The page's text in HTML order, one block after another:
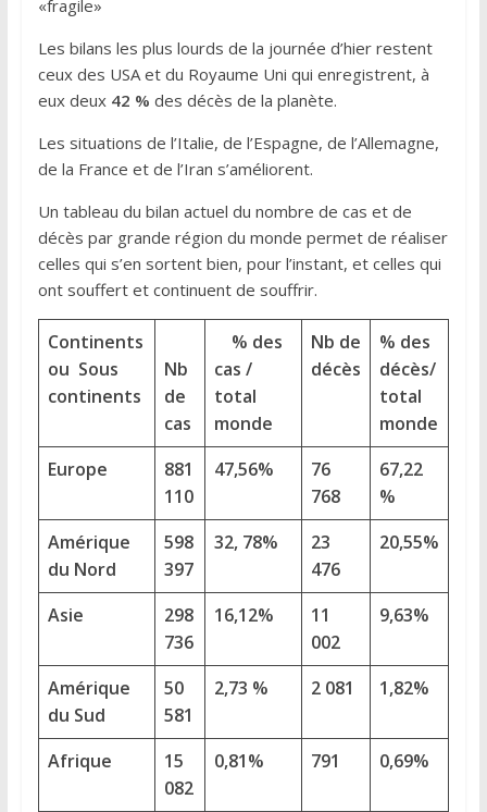
«fragile»
Les bilans les plus lourds de la journée d’hier restent
ceux des USA et du Royaume Uni qui enregistrent, à
eux deux 42 % des décès de la planète.
Les situations de l’Italie, de l’Espagne, de l’Allemagne,
de la France et de l’Iran s’améliorent.
Un tableau du bilan actuel du nombre de cas et de
décès par grande région du monde permet de réaliser
celles qui s’en sortent bien, pour l’instant, et celles qui
ont souffert et continuent de souffrir.
Continents
ou Sous
continents
Nb
de
cas
% des
cas /
total
monde
Nb de
décès
% des
décès/
total
monde
Europe
881
110
47,56%
76
768
67,22
%
Amérique
du Nord
598
397
32, 78%
23
476
20,55%
Asie
298
736
16,12%
11
002
9,63%
Amérique
du Sud
50
581
2,73 % 2 081 1,82%
Afrique
15
082
0,81% 791 0,69%